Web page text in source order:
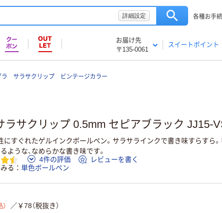
詳細設定 各種お手
お届け先
〒135-0061
スイートポイント
ラ サラサクリップ ビンテージカラー
ラサクリップ 0.5mm セピアブラック JJ15-
にすぐれたゲルインクボールペン。サラサラインクで書き味すらすら。
ような、なめらかな書き味です。
4件の評価
レビューを書く
る
単色ボールペン
） ／￥78（税抜き）